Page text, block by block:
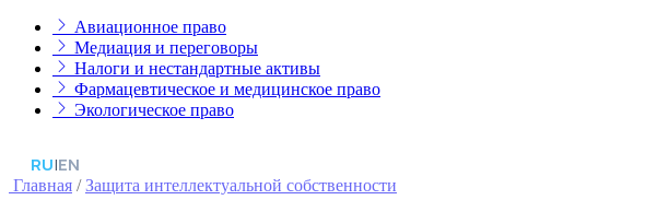
Авиационное право
Медиация и переговоры
Налоги и нестандартные активы
Фармацевтическое и медицинское право
Экологическое право
RU|EN
Главная /Защита интеллектуальной собственности